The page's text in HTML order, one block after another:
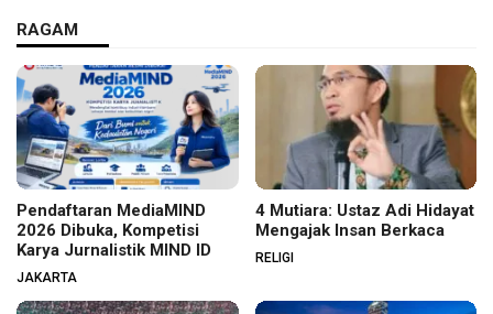
RAGAM
Pendaftaran MediaMIND
2026 Dibuka, Kompetisi
Karya Jurnalistik MIND ID
JAKARTA
4 Mutiara: Ustaz Adi Hidayat
Mengajak Insan Berkaca
RELIGI